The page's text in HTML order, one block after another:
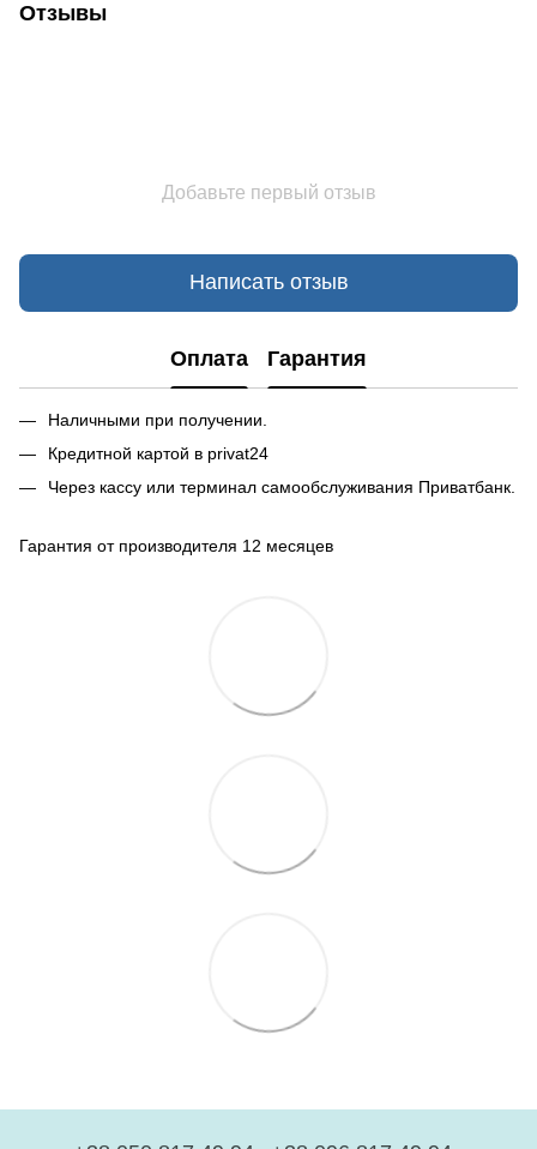
Отзывы
Добавьте первый отзыв
Написать отзыв
Оплата Гарантия
Наличными при получении.
Кредитной картой в privat24
Через кассу или терминал самообслуживания Приватбанк.
Гарантия от производителя 12 месяцев